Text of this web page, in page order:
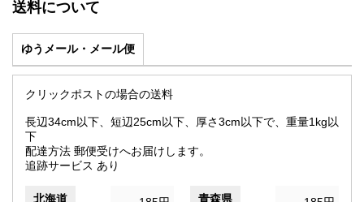
送料について
ゆうメール・メール便
クリックポストの場合の送料
長辺34cm以下、短辺25cm以下、厚さ3cm以下で、重量1kg以
下
配達方法 郵便受けへお届けします。
追跡サービス あり
北海道 青森県